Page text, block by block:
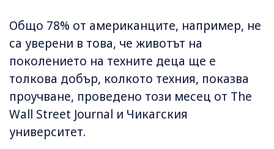
Общо 78% от американците, например, не
са уверени в това, че животът на
поколението на техните деца ще е
толкова добър, колкото техния, показва
проучване, проведено този месец от The
Wall Street Journal и Чикагския
университет.